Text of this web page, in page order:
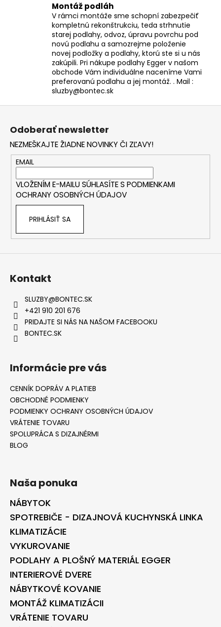
Montáž podláh
V rámci montáže sme schopní zabezpečiť
kompletnú rekonštrukciu, teda strhnutie
starej podlahy, odvoz, úpravu povrchu pod
novú podlahu a samozrejme položenie
novej podložky a podlahy, ktorú ste si u nás
zakúpili. Pri nákupe podlahy Egger v našom
obchode Vám individuálne naceníme Vami
preferovanú podlahu a jej montáž. . Mail :
sluzby@bontec.sk
Z
Odoberať newsletter
NEZMEŠKAJTE ŽIADNE NOVINKY ČI ZĽAVY!
EMAIL
VLOŽENÍM E-MAILU SÚHLASÍTE S PODMIENKAMI
OCHRANY OSOBNÝCH ÚDAJOV
PRIHLÁSIŤ SA
Kontakt
SLUZBY@BONTEC.SK
+421 910 201 676
PRIDAJTE SI NÁS NA NAŠOM FACEBOOKU
BONTEC.SK
Informácie pre vás
CENNÍK DOPRÁV A PLATIEB
OBCHODNÉ PODMIENKY
PODMIENKY OCHRANY OSOBNÝCH ÚDAJOV
VRÁTENIE TOVARU
SPOLUPRÁCA S DIZAJNÉRMI
BLOG
Naša ponuka
NÁBYTOK
SPOTREBIČE - DIZAJNOVÁ KUCHYNSKÁ LINKA
KLIMATIZÁCIE
VYKUROVANIE
PODLAHY A PLOŠNÝ MATERIÁL EGGER
INTERIEROVÉ DVERE
NÁBYTKOVÉ KOVANIE
MONTÁŽ KLIMATIZÁCII
VRÁTENIE TOVARU